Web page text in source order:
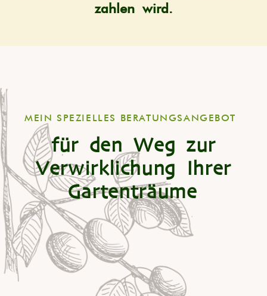
zah­len wird.
MEIN SPE­ZI­EL­LES BERATUNGSANGEBOT
für den Weg zur
Verwirklichung Ihrer
Gartenträume